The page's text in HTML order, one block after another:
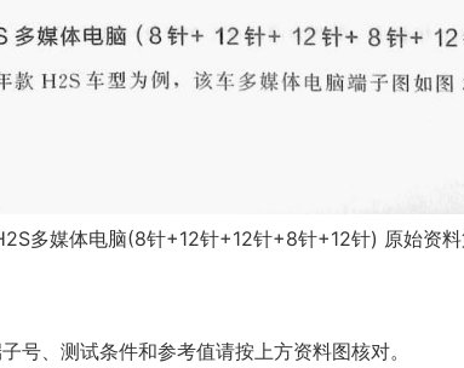
多媒体电脑(8针+12针+12针+8针+12针) 原始资
号、测试条件和参考值请按上方资料图核对。